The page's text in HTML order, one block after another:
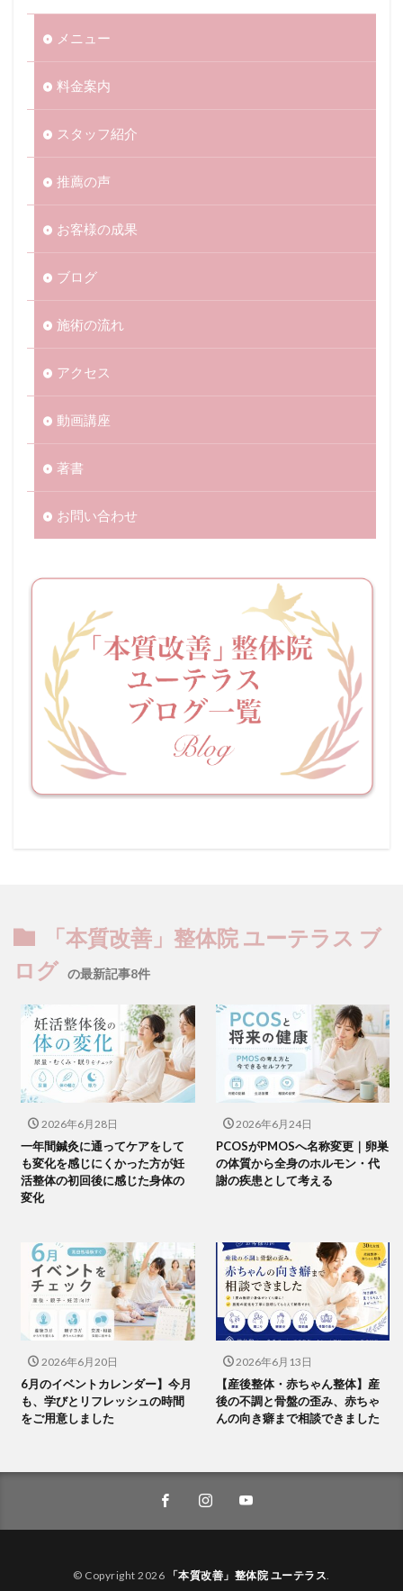
メニュー
料金案内
スタッフ紹介
推薦の声
お客様の成果
ブログ
施術の流れ
アクセス
動画講座
著書
お問い合わせ
「本質改善」整体院 ユーテラス ブ
ログ の最新記事8件
2026年6月28日
一年間鍼灸に通ってケアをして
も変化を感じにくかった方が妊
活整体の初回後に感じた身体の
変化
2026年6月24日
PCOSがPMOSへ名称変更｜卵巣
の体質から全身のホルモン・代
謝の疾患として考える
2026年6月20日
6月のイベントカレンダー】今月
も、学びとリフレッシュの時間
をご用意しました
2026年6月13日
【産後整体・赤ちゃん整体】産
後の不調と骨盤の歪み、赤ちゃ
んの向き癖まで相談できました
© Copyright 2026 「本質改善」整体院 ユーテラス